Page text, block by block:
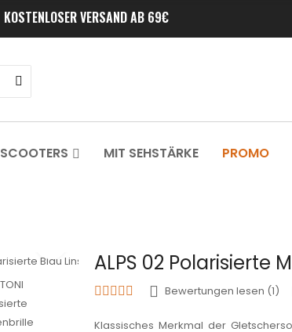
KOSTENLOSER VERSAND AB 69€
SCOOTERS MIT SEHSTÄRKE PROMO
ALPS 02 Polarisierte
Bewertungen lesen (1)
Klassisches Merkmal der